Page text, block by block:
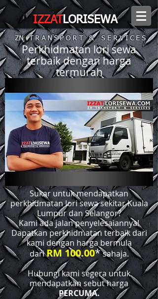
IZZATLORISEWA
ZN T R A N S P O R T & S E R V I C E S
Perkhidmatan lori sewa
terbaik dengan harga
termurah
Sukar untuk mendapatkan
perkhidmatan lori sewa sekitar Kuala
Lumpur dan Selangor?
Kami ada jalan penyelesaiannya!
Dapatkan perkhidmatan terbaik dari
kami dengan harga bermula
dariRM 100.00*sahaja.
Hubungi kami segera untuk
mendapatkan sebut harga
PERCUMA.